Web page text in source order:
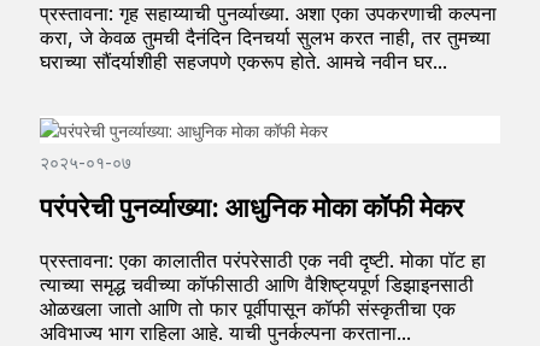
प्रस्तावना: गृह सहाय्याची पुनर्व्याख्या. अशा एका उपकरणाची कल्पना
करा, जे केवळ तुमची दैनंदिन दिनचर्या सुलभ करत नाही, तर तुमच्या
घराच्या सौंदर्याशीही सहजपणे एकरूप होते. आमचे नवीन घर...
२०२५-०१-०७
परंपरेची पुनर्व्याख्या: आधुनिक मोका कॉफी मेकर
प्रस्तावना: एका कालातीत परंपरेसाठी एक नवी दृष्टी. मोका पॉट हा
त्याच्या समृद्ध चवीच्या कॉफीसाठी आणि वैशिष्ट्यपूर्ण डिझाइनसाठी
ओळखला जातो आणि तो फार पूर्वीपासून कॉफी संस्कृतीचा एक
अविभाज्य भाग राहिला आहे. याची पुनर्कल्पना करताना...